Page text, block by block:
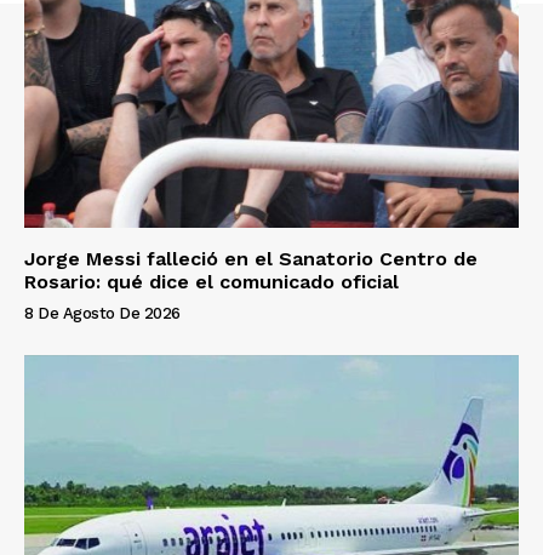
Jorge Messi falleció en el Sanatorio Centro de
Rosario: qué dice el comunicado oficial
8 De Agosto De 2026